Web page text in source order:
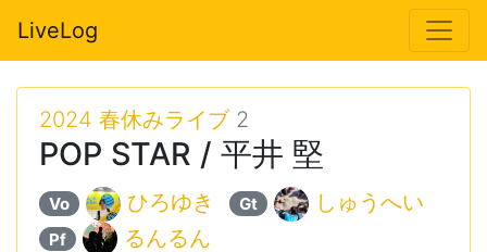
LiveLog
2024 春休みライブ2
POP STAR / 平井 堅
Vo ひろゆき Gt しゅうへい
Pf るんるん